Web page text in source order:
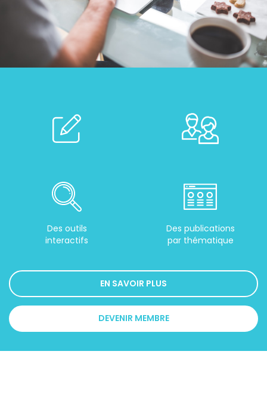
Des outils
interactifs
Des publications
par thématique
EN SAVOIR PLUS
DEVENIR MEMBRE